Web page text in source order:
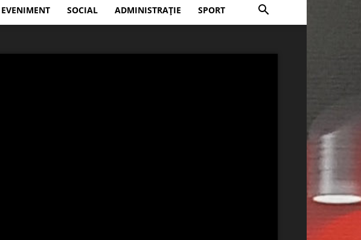
EVENIMENT SOCIAL ADMINISTRAȚIE SPORT